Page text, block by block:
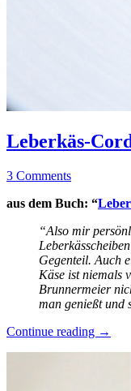
Cordon-
bleu
·
Fleischgerichte
Kochen
mehr
Rezepte
Leberkäs-
26.
202325.
Elly
3 Comments
aus dem Buch: “
“Also mir
Gegenteil. Auch
Käse ist niemals
Brunnermeier
man genießt und
Continue reading →